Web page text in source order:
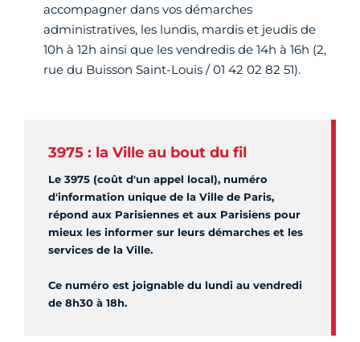
accompagner dans vos démarches
administratives, les lundis, mardis et jeudis de
10h à 12h ainsi que les vendredis de 14h à 16h (2,
rue du Buisson Saint-Louis / 01 42 02 82 51).
3975 : la Ville au bout du fil
Le 3975 (coût d'un appel local), numéro
d'information unique de la Ville de Paris,
répond aux Parisiennes et aux Parisiens pour
mieux les informer sur leurs démarches et les
services de la Ville.
Ce numéro est joignable du lundi au vendredi
de 8h30 à 18h.